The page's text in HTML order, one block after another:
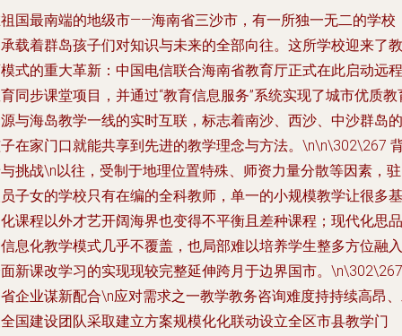
国最南端的地级市——海南省三沙市，有一所独一无二的学校
载着群岛孩子们对知识与未来的全部向往。这所学校迎来了教
式的重大革新：中国电信联合海南省教育厅正式在此启动远程
同步课堂项目，并通过“教育信息服务”系统实现了城市优质教
与海岛教学一线的实时互联，标志着南沙、西沙、中沙群岛的
在家门口就能共享到先进的教学理念与方法。\n\n\302\267
挑战\n以往，受制于地理位置特殊、师资力量分散等因素，
子女的学校只有在编的全科教师，单一的小规模教学让很多基
课程以外才艺开阔海界也变得不平衡且差种课程；现代化思品
息化教学模式几乎不覆盖，也局部难以培养学生整多方位融入
新课改学习的实现现较完整延伸跨月于边界国市。\n\302\267
企业谋新配合\n应对需求之一教学教务咨询难度持持续高昂
国建设团队采取建立方案规模化化联动设立全区市县教学门